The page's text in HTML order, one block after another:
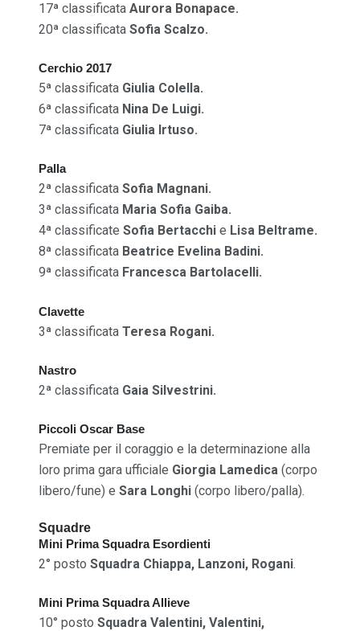
17ª classificata Aurora Bonapace.
20ª classificata Sofia Scalzo.
Cerchio 2017
5ª classificata Giulia Colella.
6ª classificata Nina De Luigi.
7ª classificata Giulia Irtuso.
Palla
2ª classificata Sofia Magnani.
3ª classificata Maria Sofia Gaiba.
4ª classificate Sofia Bertacchi e Lisa Beltrame.
8ª classificata Beatrice Evelina Badini.
9ª classificata Francesca Bartolacelli.
Clavette
3ª classificata Teresa Rogani.
Nastro
2ª classificata Gaia Silvestrini.
Piccoli Oscar Base
Premiate per il coraggio e la determinazione alla
loro prima gara ufficiale Giorgia Lamedica (corpo
libero/fune) e Sara Longhi (corpo libero/palla).
Squadre
Mini Prima Squadra Esordienti
2° posto Squadra Chiappa, Lanzoni, Rogani.
Mini Prima Squadra Allieve
10° posto Squadra Valentini, Valentini,